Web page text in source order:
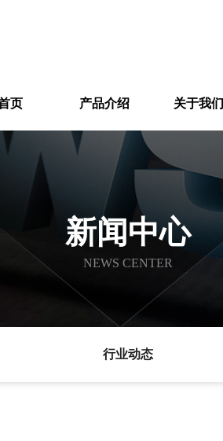
页 产品介绍 关于我们
新闻中心
NEWS CENTER
行业动态